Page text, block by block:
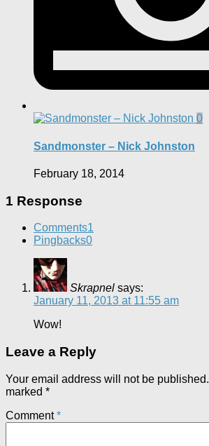
0
Sandmonster – Nick Johnston
February 18, 2014
1 Response
Comments1
Pingbacks0
Skrapnel says:
January 11, 2013 at 11:55 am
Wow!
Leave a Reply
Your email address will not be published.
marked *
Comment*